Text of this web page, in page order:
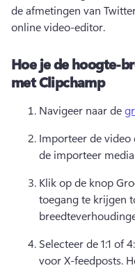
de afmetingen van
online video-editor.
Hoe je de hoogte-
met Clipchamp
Navigeer naar de
Importeer de
de importeer
Klik op de knop
toegang te krijgen
Selecteer de 1:1 of
voor X-feedposts.